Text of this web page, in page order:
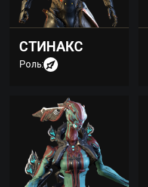
СТИНАКС
Роль: